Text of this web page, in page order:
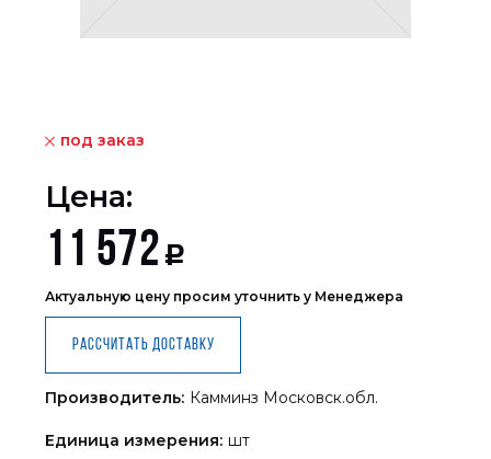
под заказ
Цена:
11 572 Р
Актуальную цену просим уточнить у Менеджера
Рассчитать доставку
Производитель: Камминз Московск.обл.
Единица измерения: шт